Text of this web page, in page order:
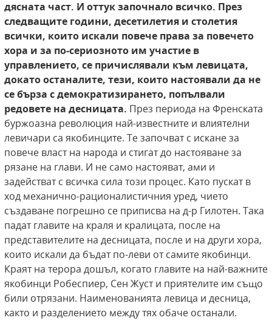
дясната част. И оттук започнало всичко. През
следващите години, десетилетия и столетия
всички, които искали повече права за повечето
хора и за по-сериозното им участие в
управлението, се причислявали към левицата,
докато останалите, тези, които настоявали да не
се бърза с демократизирането, попълвали
редовете на десницата. През периода на Френската
буржоазна революция най-известните и влиятелни
левичари са якобинците. Те започват с искане за
повече власт на народа и стигат до настояване за
рязане на глави. И не само настояват, ами и
задействат с всичка сила този процес. Като пускат в
ход механично-рационалистичния уред, чието
създаване погрешно се приписва на д-р Гилотен. Така
падат главите на краля и кралицата, после на
представителите на десницата, после и на други хора,
които искали да бъдат по-леви от самите якобинци.
Краят на терора дошъл, когато главите на най-важните
якобинци Робеспиер, Сен Жуст и приятелите им също
били отрязани. Наименованията левица и десница,
както и разделението между тях обаче останали.